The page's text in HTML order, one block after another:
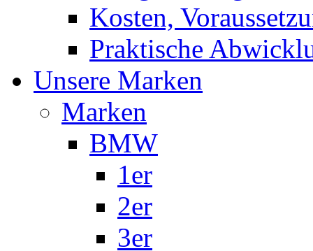
Kosten,
Praktische
Unsere Marken
Marken
BMW
1er
2er
3er